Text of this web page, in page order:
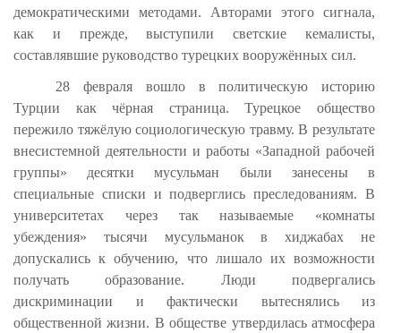
демократическими методами. Авторами этого сигнала,
как и прежде, выступили светские кемалисты,
составлявшие руководство турецких вооружённых сил.
28 февраля вошло в политическую историю
Турции как чёрная страница. Турецкое общество
пережило тяжёлую социологическую травму. В результате
внесистемной деятельности и работы «Западной рабочей
группы» десятки мусульман были занесены в
специальные списки и подверглись преследованиям. В
университетах через так называемые «комнаты
убеждения» тысячи мусульманок в хиджабах не
допускались к обучению, что лишало их возможности
получать образование. Люди подвергались
дискриминации и фактически вытеснялись из
общественной жизни. В обществе утвердилась атмосфера